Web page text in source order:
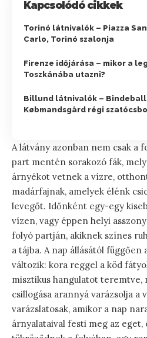
Kapcsolódó cikkek
Torinó látnivalók – Piazza San
Carlo, Torinó szalonja
Firenze időjárása – mikor a
Toszkánába utazni?
Billund látnivalók –
Købmandsgård régi
A látvány azonban nem csak a
part mentén sorakozó fák,
árnyékot vetnek a vízre,
madárfajnak, amelyek élénk
levegőt. Időnként egy-egy
vízen, vagy éppen helyi
folyó partján, akiknek színes
a tájba. A nap állásától függően
változik: kora reggel a köd
misztikus hangulatot teremtve,
csillogása arannyá varázsolja a
varázslatosak, amikor a nap
árnyalataival festi meg az eget,